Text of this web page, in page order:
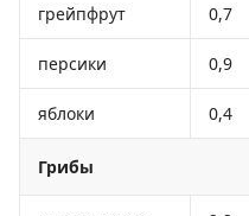
грейпфрут 0,7
персики 0,9
яблоки 0,4
Грибы